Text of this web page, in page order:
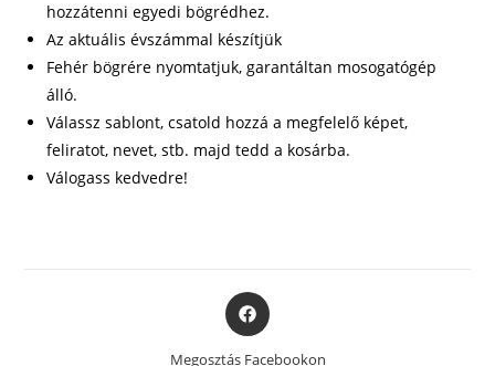
hozzátenni egyedi bögrédhez.
Az aktuális évszámmal készítjük
Fehér bögrére nyomtatjuk, garantáltan mosogatógép
álló.
Válassz sablont, csatold hozzá a megfelelő képet,
feliratot, nevet, stb. majd tedd a kosárba.
Válogass kedvedre!
Opens
in
a
Megosztás Facebookon